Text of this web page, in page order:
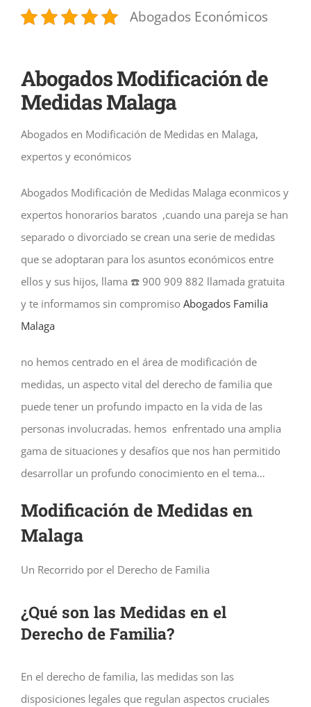
Abogados Económicos
Abogados Modificación de
Medidas Malaga
Abogados en Modificación de Medidas en Malaga,
expertos y económicos
Abogados Modificación de Medidas Malaga econmicos y
expertos honorarios baratos ,cuando una pareja se han
separado o divorciado se crean una serie de medidas
que se adoptaran para los asuntos económicos entre
ellos y sus hijos, llama ☎️ 900 909 882 llamada gratuita
y te informamos sin compromiso Abogados Familia
Malaga
no hemos centrado en el área de modificación de
medidas, un aspecto vital del derecho de familia que
puede tener un profundo impacto en la vida de las
personas involucradas. hemos enfrentado una amplia
gama de situaciones y desafíos que nos han permitido
desarrollar un profundo conocimiento en el tema…
Modificación de Medidas en
Malaga
Un Recorrido por el Derecho de Familia
¿Qué son las Medidas en el
Derecho de Familia?
En el derecho de familia, las medidas son las
disposiciones legales que regulan aspectos cruciales